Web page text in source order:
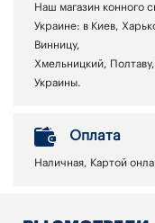
Наш магазин конного
Украине: в Киев,
Винницу,
Хмельницкий,
Украины.
Оплата
Наличная, Картой